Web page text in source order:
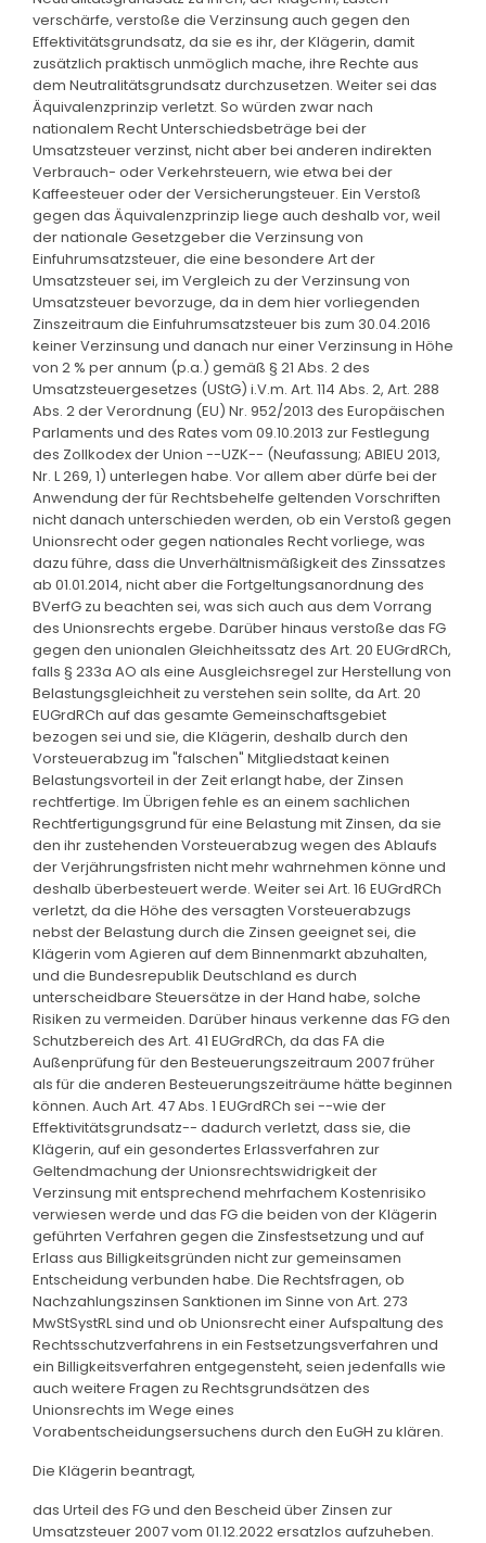
verschärfe, verstoße die Verzinsung auch gegen den
Effektivitätsgrundsatz, da sie es ihr, der Klägerin, damit
zusätzlich praktisch unmöglich mache, ihre Rechte aus
dem Neutralitätsgrundsatz durchzusetzen. Weiter sei das
Äquivalenzprinzip verletzt. So würden zwar nach
nationalem Recht Unterschiedsbeträge bei der
Umsatzsteuer verzinst, nicht aber bei anderen indirekten
Verbrauch- oder Verkehrsteuern, wie etwa bei der
Kaffeesteuer oder der Versicherungsteuer. Ein Verstoß
gegen das Äquivalenzprinzip liege auch deshalb vor, weil
der nationale Gesetzgeber die Verzinsung von
Einfuhrumsatzsteuer, die eine besondere Art der
Umsatzsteuer sei, im Vergleich zu der Verzinsung von
Umsatzsteuer bevorzuge, da in dem hier vorliegenden
Zinszeitraum die Einfuhrumsatzsteuer bis zum 30.04.2016
keiner Verzinsung und danach nur einer Verzinsung in Höhe
von 2 % per annum (p.a.) gemäß § 21 Abs. 2 des
Umsatzsteuergesetzes (UStG) i.V.m. Art. 114 Abs. 2, Art. 288
Abs. 2 der Verordnung (EU) Nr. 952/2013 des Europäischen
Parlaments und des Rates vom 09.10.2013 zur Festlegung
des Zollkodex der Union --UZK-- (Neufassung; ABlEU 2013,
Nr. L 269, 1) unterlegen habe. Vor allem aber dürfe bei der
Anwendung der für Rechtsbehelfe geltenden Vorschriften
nicht danach unterschieden werden, ob ein Verstoß gegen
Unionsrecht oder gegen nationales Recht vorliege, was
dazu führe, dass die Unverhältnismäßigkeit des Zinssatzes
ab 01.01.2014, nicht aber die Fortgeltungsanordnung des
BVerfG zu beachten sei, was sich auch aus dem Vorrang
des Unionsrechts ergebe. Darüber hinaus verstoße das FG
gegen den unionalen Gleichheitssatz des Art. 20 EUGrdRCh,
falls § 233a AO als eine Ausgleichsregel zur Herstellung von
Belastungsgleichheit zu verstehen sein sollte, da Art. 20
EUGrdRCh auf das gesamte Gemeinschaftsgebiet
bezogen sei und sie, die Klägerin, deshalb durch den
Vorsteuerabzug im "falschen" Mitgliedstaat keinen
Belastungsvorteil in der Zeit erlangt habe, der Zinsen
rechtfertige. Im Übrigen fehle es an einem sachlichen
Rechtfertigungsgrund für eine Belastung mit Zinsen, da sie
den ihr zustehenden Vorsteuerabzug wegen des Ablaufs
der Verjährungsfristen nicht mehr wahrnehmen könne und
deshalb überbesteuert werde. Weiter sei Art. 16 EUGrdRCh
verletzt, da die Höhe des versagten Vorsteuerabzugs
nebst der Belastung durch die Zinsen geeignet sei, die
Klägerin vom Agieren auf dem Binnenmarkt abzuhalten,
und die Bundesrepublik Deutschland es durch
unterscheidbare Steuersätze in der Hand habe, solche
Risiken zu vermeiden. Darüber hinaus verkenne das FG den
Schutzbereich des Art. 41 EUGrdRCh, da das FA die
Außenprüfung für den Besteuerungszeitraum 2007 früher
als für die anderen Besteuerungszeiträume hätte beginnen
können. Auch Art. 47 Abs. 1 EUGrdRCh sei --wie der
Effektivitätsgrundsatz-- dadurch verletzt, dass sie, die
Klägerin, auf ein gesondertes Erlassverfahren zur
Geltendmachung der Unionsrechtswidrigkeit der
Verzinsung mit entsprechend mehrfachem Kostenrisiko
verwiesen werde und das FG die beiden von der Klägerin
geführten Verfahren gegen die Zinsfestsetzung und auf
Erlass aus Billigkeitsgründen nicht zur gemeinsamen
Entscheidung verbunden habe. Die Rechtsfragen, ob
Nachzahlungszinsen Sanktionen im Sinne von Art. 273
MwStSystRL sind und ob Unionsrecht einer Aufspaltung des
Rechtsschutzverfahrens in ein Festsetzungsverfahren und
ein Billigkeitsverfahren entgegensteht, seien jedenfalls wie
auch weitere Fragen zu Rechtsgrundsätzen des
Unionsrechts im Wege eines
Vorabentscheidungsersuchens durch den EuGH zu klären.
Die Klägerin beantragt,
das Urteil des FG und den Bescheid über Zinsen zur
Umsatzsteuer 2007 vom 01.12.2022 ersatzlos aufzuheben.